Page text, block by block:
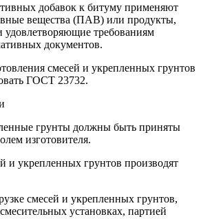
добавок к битуму применяют
вещества (ПАВ) или продукты,
требованиям
документов.
смесей и укрепленных грунтов
ГОСТ 23732.
грунты должны быть приняты
изготовителя.
и укрепленных грунтов производят
смесей и укрепленных грунтов,
установках, партией